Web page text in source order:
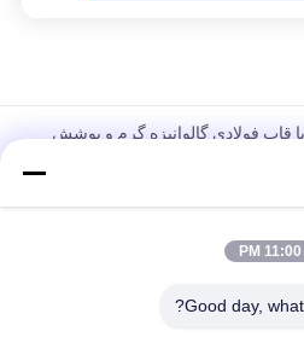
قاب فولادی گالوانیزه گرم و پوشش
فولادی گالوانیزه گرم و پوشش فیلم
11:00 PM
Good day,